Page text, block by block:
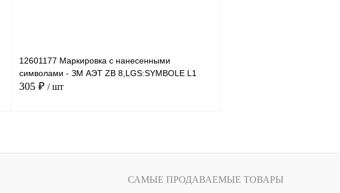
12601177 Маркировка с нанесенными
символами - ЗМ АЭТ ZB 8,LGS:SYMBOLE L1
305 ₽ / шт
САМЫЕ ПРОДАВАЕМЫЕ ТОВАРЫ